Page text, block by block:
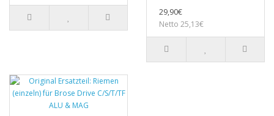
29,90€
Netto 25,13€